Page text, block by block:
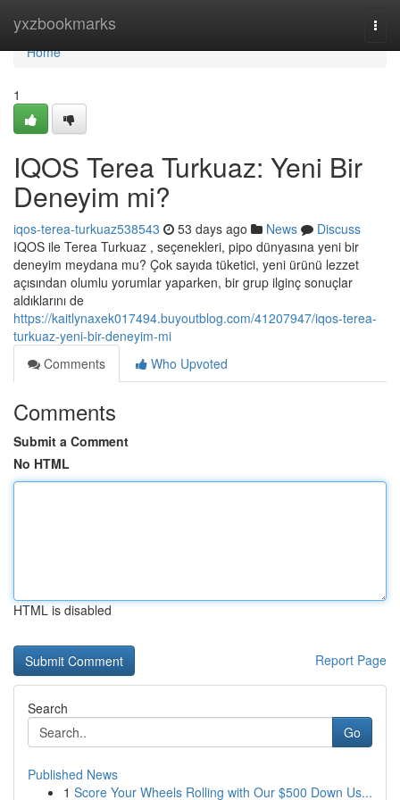
yxzbookmarks
Home
Home
1
IQOS Terea Turkuaz: Yeni Bir
Deneyim mi?
iqos-terea-turkuaz538543 53 days ago News
Discuss
IQOS ile Terea Turkuaz , seçenekleri, pipo dünyasına yeni bir
deneyim meydana mu? Çok sayıda tüketici, yeni ürünü lezzet
açısından olumlu yorumlar yaparken, bir grup ilginç sonuçlar
aldıklarını de
https://kaitlynaxek017494.buyoutblog.com/41207947/iqos-terea-
turkuaz-yeni-bir-deneyim-mi
Comments
Who Upvoted
Comments
Submit a Comment
No HTML
HTML is disabled
Report Page
Search
Go
Published News
1 Score Your Wheels Rolling with Our $500 Down Us...